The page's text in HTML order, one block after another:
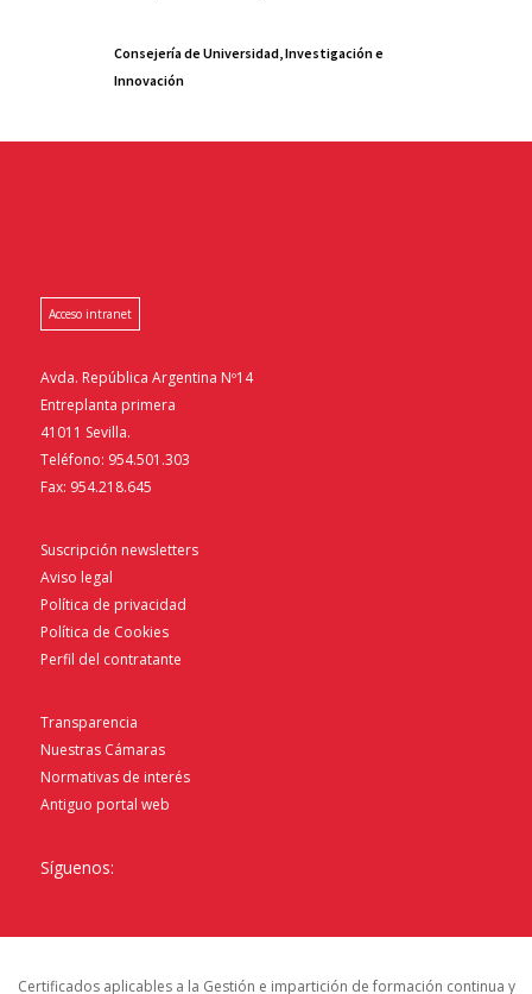
Consejería de Universidad, Investigación e
Innovación
Acceso intranet
Avda. República Argentina Nº14
Entreplanta primera
41011 Sevilla.
Teléfono: 954.501.303
Fax: 954.218.645
Suscripción newsletters
Aviso legal
Política de privacidad
Política de Cookies
Perfil del contratante
Transparencia
Nuestras Cámaras
Normativas de interés
Antiguo portal web
Síguenos:
Certificados aplicables a la Gestión e impartición de formación continua y